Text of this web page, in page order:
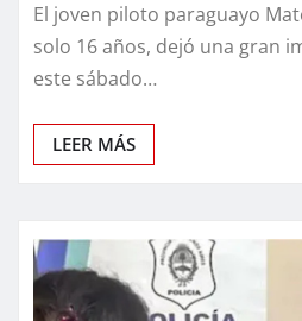
El joven piloto paraguayo
solo 16 años, dejó una gran
este sábado…
LEER MÁS